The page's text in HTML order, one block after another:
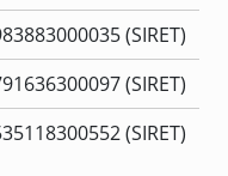
(SIRET)
(SIRET)
(SIRET)